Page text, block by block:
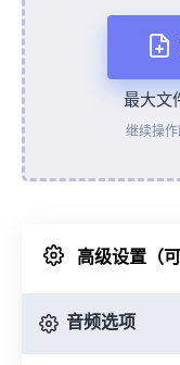
最大文
继续操
高级设置（可
音频选项